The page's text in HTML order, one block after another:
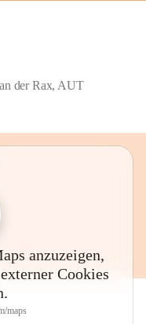
der Rax, AUT
anzuzeigen,
Cookies
maps